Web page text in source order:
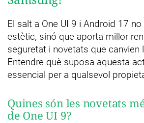
El salt a One UI 9 i Android 17
estètic, sinó que aporta millor
seguretat i novetats que canvien
Entendre què suposa aquesta
essencial per a qualsevol
Quines són les novetats
de One UI 9?